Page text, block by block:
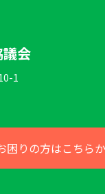
会
1
困りの方はこちら